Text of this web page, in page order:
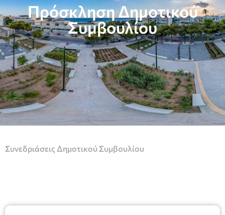
Πρόσκληση Δημοτικού
Συμβουλίου
Συνεδριάσεις Δημοτικού Συμβουλίου